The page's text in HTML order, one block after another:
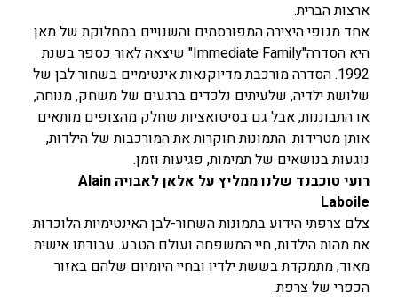
ארצות הברית.
אחד מגופי היצירה המפורסמים והשנויים במחלוקת של מאן
היא הסדרה"Immediate Family" שיצאה לאור כספר בשנת
1992. הסדרה מורכבת מדיוקנאות אינטימיים בשחור לבן של
שלושת ילדיה, שלעיתים נלכדים ברגעים של משחק, מנוחה,
או התבוננות, אבל גם בסיטואציות שחלק מהצופים מותאים
אותן מטרידות. התמונות חוקרות את המורכבות של הילדות,
נוגעות בנושאים של תמימות, פגיעות וזמן.
רועי טוכבנד שלנו ממליץ על אלאן לאבויה Alain
Laboile
צלם צרפתי הידוע בתמונות השחור-לבן האינטימיות הלוכדות
את מהות הילדות, חיי המשפחה ועולם הטבע. עבודתו אישית
מאוד, מתמקדת בששת ילדיו ובחיי היומיום שלהם באזור
הכפרי של צרפת.